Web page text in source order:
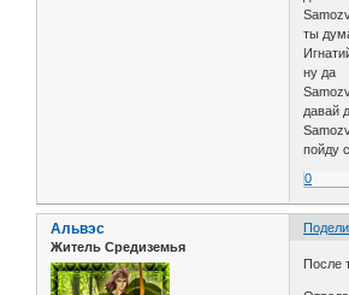
ты
ну да
давай
пойду
0
Альвэс
Житель Средиземья
После